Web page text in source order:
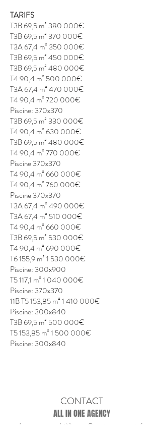
TARIFS
T3B 69,5 m² 380 000€
T3B 69,5 m² 370 000€
T3A 67,4 m² 350 000€
T3B 69,5 m² 450 000€
T3B 69,5 m² 480 000€
T4 90,4 m² 500 000€
T3A 67,4 m² 470 000€
T4 90,4 m² 720 000€
Piscine: 370x370
T3B 69,5 m² 330 000€
T4 90,4 m² 630 000€
T3B 69,5 m² 480 000€
T4 90,4 m² 770 000€
Piscine 370x370
T4 90,4 m² 660 000€
T4 90,4 m² 760 000€
Piscine 370x370
T3A 67,4 m² 490 000€
T3A 67,4 m² 510 000€
T4 90,4 m² 660 000€
T3B 69,5 m² 530 000€
T4 90,4 m² 690 000€
T6 155,9 m² 1 530 000€
Piscine: 300x900
T5 117,1 m² 1 040 000€
Piscine: 370x370
11B T5 153,85 m² 1 410 000€
Piscine: 300x840
T3B 69,5 m² 500 000€
T5 153,85 m² 1 500 000€
Piscine: 300x840
CONTACT
ALL IN ONE AGENCY
Agence immobilière et Conciergerie privée